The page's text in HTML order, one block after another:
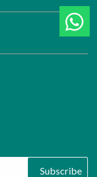
Subscribe